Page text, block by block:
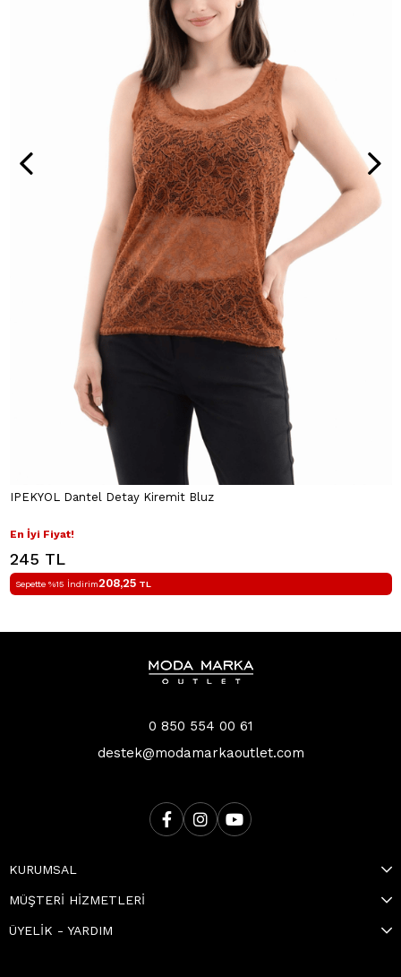
IPEKYOL Dantel Detay Kiremit Bluz
En İyi Fiyat!
245 TL
Sepette %15 İndirim208,25 TL
0 850 554 00 61
destek@modamarkaoutlet.com
KURUMSAL
MÜŞTERİ HİZMETLERİ
ÜYELİK - YARDIM